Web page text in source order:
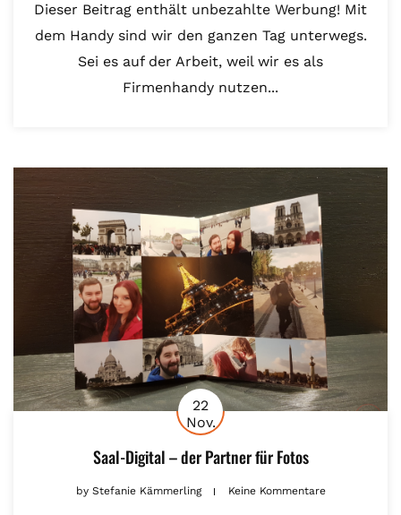
Dieser Beitrag enthält unbezahlte Werbung! Mit
dem Handy sind wir den ganzen Tag unterwegs.
Sei es auf der Arbeit, weil wir es als
Firmenhandy nutzen...
22
Nov.
Saal-Digital – der Partner für Fotos
byStefanie Kämmerling Keine Kommentare